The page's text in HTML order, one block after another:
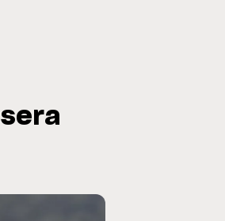
Zarco évite l'opération et vise un